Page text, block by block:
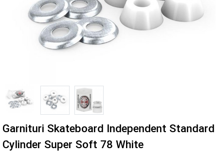
Garnituri Skateboard Independent Standard
Cylinder Super Soft 78 White